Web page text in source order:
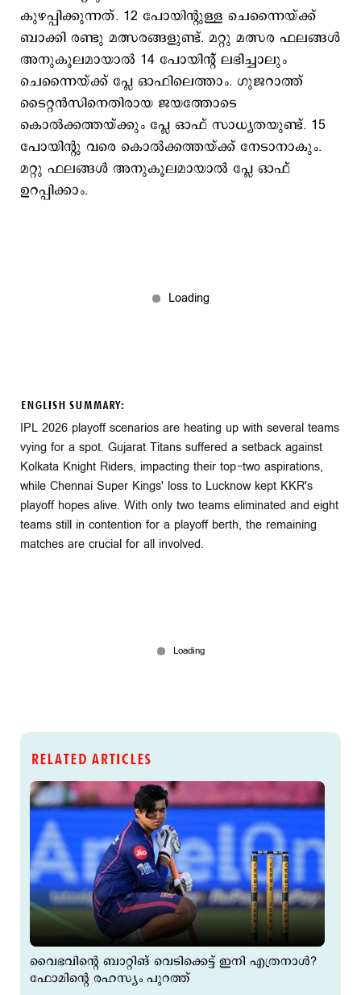
കുഴപ്പിക്കുന്നത്. 12 പോയിന്‍റുള്ള ചെന്നൈയ്ക്ക്
ബാക്കി രണ്ടു മത്സരങ്ങളുണ്ട്. മറ്റു മത്സര ഫലങ്ങള്‍
അനുകൂലമായാല്‍ 14 പോയിന്‍റ് ലഭിച്ചാലും
ചെന്നൈയ്ക്ക് പ്ലേ ഓഫിലെത്താം. ഗുജറാത്ത്
ടൈറ്റന്‍സിനെതിരായ ജയത്തോടെ
കൊല്‍ക്കത്തയ്ക്കും പ്ലേ ഓഫ് സാധ്യതയുണ്ട്. 15
പോയിന്‍റു വരെ കൊല്‍ക്കത്തയ്ക്ക് നേടാനാകും.
മറ്റു ഫലങ്ങള്‍ അനുകൂലമായാല്‍ പ്ലേ ഓഫ്
ഉറപ്പിക്കാം.
ENGLISH SUMMARY:
IPL 2026 playoff scenarios are heating up with several teams
vying for a spot. Gujarat Titans suffered a setback against
Kolkata Knight Riders, impacting their top-two aspirations,
while Chennai Super Kings' loss to Lucknow kept KKR's
playoff hopes alive. With only two teams eliminated and eight
teams still in contention for a playoff berth, the remaining
matches are crucial for all involved.
RELATED ARTICLES
വൈഭവിന്‍റെ ബാറ്റിങ് വെടിക്കെട്ട് ഇനി എത്രനാള്‍?
ഫോമിന്‍റെ രഹസ്യം പുറത്ത്